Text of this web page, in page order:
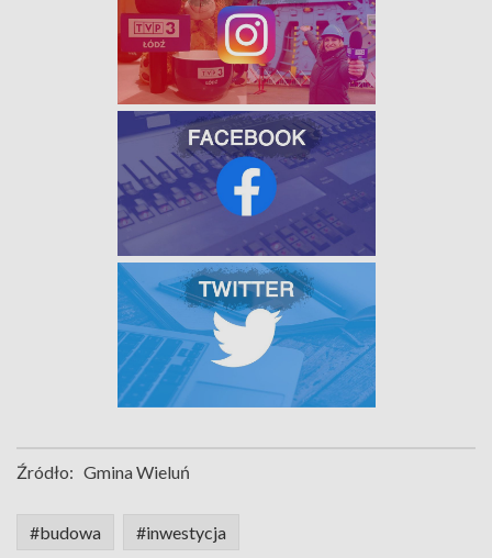
Źródło: Gmina Wieluń
#budowa #inwestycja